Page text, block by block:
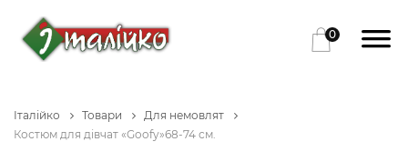
0
Італійко Товари
Для немовлят
Костюм для дівчат «Goofy»68-74 см.